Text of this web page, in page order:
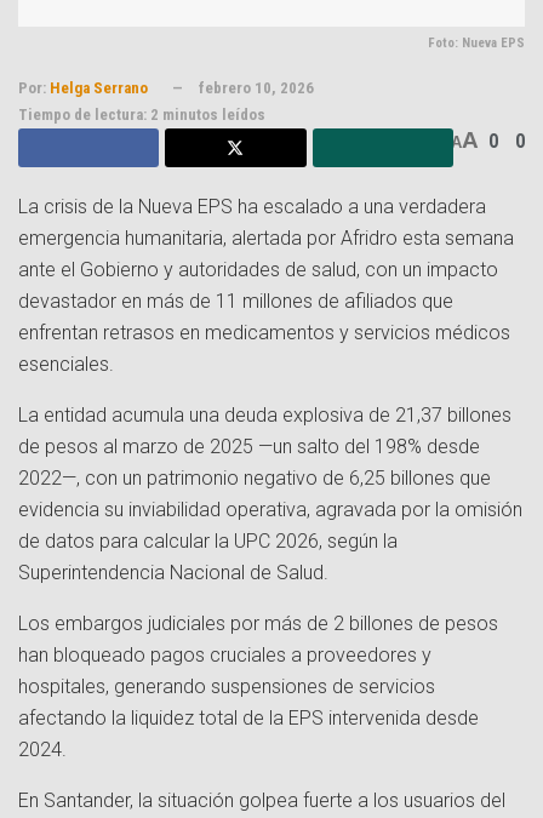
Foto: Nueva EPS
Por: Helga Serrano
febrero 10, 2026
Tiempo de lectura: 2 minutos leídos
AA 0 0
La crisis de la Nueva EPS ha escalado a una verdadera
emergencia humanitaria, alertada por Afridro esta semana
ante el Gobierno y autoridades de salud, con un impacto
devastador en más de 11 millones de afiliados que
enfrentan retrasos en medicamentos y servicios médicos
esenciales.
La entidad acumula una deuda explosiva de 21,37 billones
de pesos al marzo de 2025 —un salto del 198% desde
2022—, con un patrimonio negativo de 6,25 billones que
evidencia su inviabilidad operativa, agravada por la omisión
de datos para calcular la UPC 2026, según la
Superintendencia Nacional de Salud.
Los embargos judiciales por más de 2 billones de pesos
han bloqueado pagos cruciales a proveedores y
hospitales, generando suspensiones de servicios
afectando la liquidez total de la EPS intervenida desde
2024.
En Santander, la situación golpea fuerte a los usuarios del